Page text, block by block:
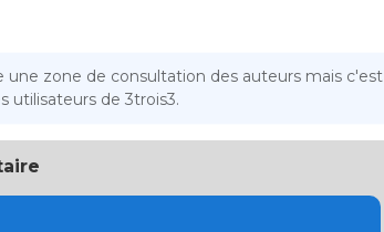
une zone de consultation des auteurs mais c'est
utilisateurs de 3trois3.